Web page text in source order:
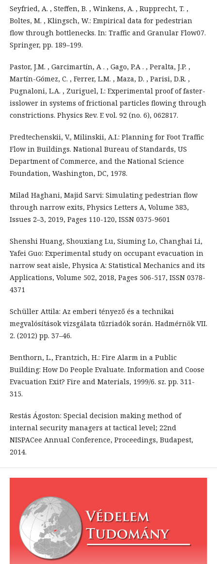
Seyfried, A. , Steffen, B. , Winkens, A. , Rupprecht, T. ,
Boltes, M. , Klingsch, W.: Empirical data for pedestrian
flow through bottlenecks. In: Traffic and Granular Flow07.
Springer, pp. 189–199.
Pastor, J.M. , Garcimartín, A . , Gago, P.A . , Peralta, J.P. ,
Martín-Gómez, C. , Ferrer, L.M. , Maza, D. , Parisi, D.R. ,
Pugnaloni, L.A. , Zuriguel, I.: Experimental proof of faster-
isslower in systems of frictional particles flowing through
constrictions. Physics Rev. E vol. 92 (no. 6), 062817.
Predtechenskii, V., Milinskii, A.I.: Planning for Foot Traffic
Flow in Buildings. National Bureau of Standards, US
Department of Commerce, and the National Science
Foundation, Washington, DC, 1978.
Milad Haghani, Majid Sarvi: Simulating pedestrian flow
through narrow exits, Physics Letters A, Volume 383,
Issues 2–3, 2019, Pages 110-120, ISSN 0375-9601
Shenshi Huang, Shouxiang Lu, Siuming Lo, Changhai Li,
Yafei Guo: Experimental study on occupant evacuation in
narrow seat aisle, Physica A: Statistical Mechanics and its
Applications, Volume 502, 2018, Pages 506-517, ISSN 0378-
4371
Schüller Attila: Az emberi tényező és a technikai
megvalósítások vizsgálata tűzriadók során. Hadmérnök VII.
2. (2012) pp. 37–46.
Benthorn, L., Frantzich, H.: Fire Alarm in a Public
Building: How Do People Evaluate. Information and Coose
Evacuation Exit? Fire and Materials, 1999/6. sz. pp. 311-
315.
Restás Ágoston: Special decision making method of
internal security managers at tactical level; 22nd
NISPACee Annual Conference, Proceedings, Budapest,
2014.